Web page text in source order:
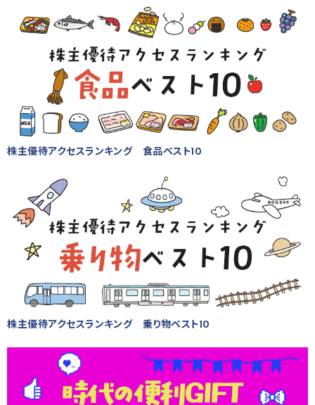
株主優待アクセスランキング 食品ベスト10
株主優待アクセスランキング 乗り物ベスト10